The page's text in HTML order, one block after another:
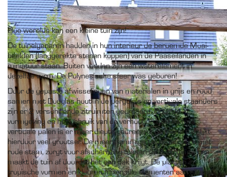
Hoe werelds kan een kleine tuin zijn!
De tuineigenaren hadden in hun interieur de beroemde Moai-
beelden (langgerekte stenen koppen) van de Paaseilanden in
miniatuur staan. Buiten vonden zijn een waterelement in
dezelfde vorm. De Polynesische sfeer was geboren!
Door de gepaste afwisselingen van materialen in grijs en rood
samen met Douglas hout in de pergola’s en verticale staanders
zijn er 2 verschillende zitruimten gecreëerd. Door de
vormgeving en het gebruik van de verhoogde bakken met
verticale palen is er meer diepte gecreëerd, de kleine tuin lijkt
hierdoor veel grootser. De meerstammige papieresdoorn met
rode stam, zorgt voor afscherming tussen de 2 zitruimten en
maakt de tuin af doordat het een dak krijgt. De planten in
tropische vormen en kleuren mixen alle elementen aan elkaar.